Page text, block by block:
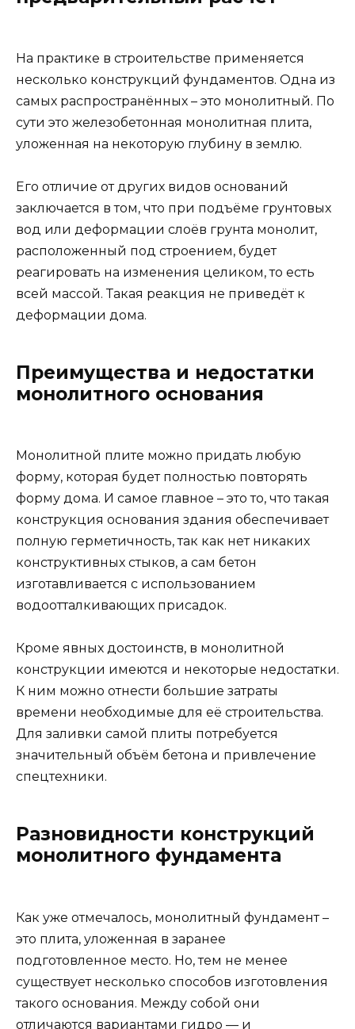
На практике в строительстве применяется
несколько конструкций фундаментов. Одна из
самых распространённых – это монолитный. По
сути это железобетонная монолитная плита,
уложенная на некоторую глубину в землю.
Его отличие от других видов оснований
заключается в том, что при подъёме грунтовых
вод или деформации слоёв грунта монолит,
расположенный под строением, будет
реагировать на изменения целиком, то есть
всей массой. Такая реакция не приведёт к
деформации дома.
Преимущества и недостатки
монолитного основания
Монолитной плите можно придать любую
форму, которая будет полностью повторять
форму дома. И самое главное – это то, что такая
конструкция основания здания обеспечивает
полную герметичность, так как нет никаких
конструктивных стыков, а сам бетон
изготавливается с использованием
водоотталкивающих присадок.
Кроме явных достоинств, в монолитной
конструкции имеются и некоторые недостатки.
К ним можно отнести большие затраты
времени необходимые для её строительства.
Для заливки самой плиты потребуется
значительный объём бетона и привлечение
спецтехники.
Разновидности конструкций
монолитного фундамента
Как уже отмечалось, монолитный фундамент –
это плита, уложенная в заранее
подготовленное место. Но, тем не менее
существует несколько способов изготовления
такого основания. Между собой они
отличаются вариантами гидро — и